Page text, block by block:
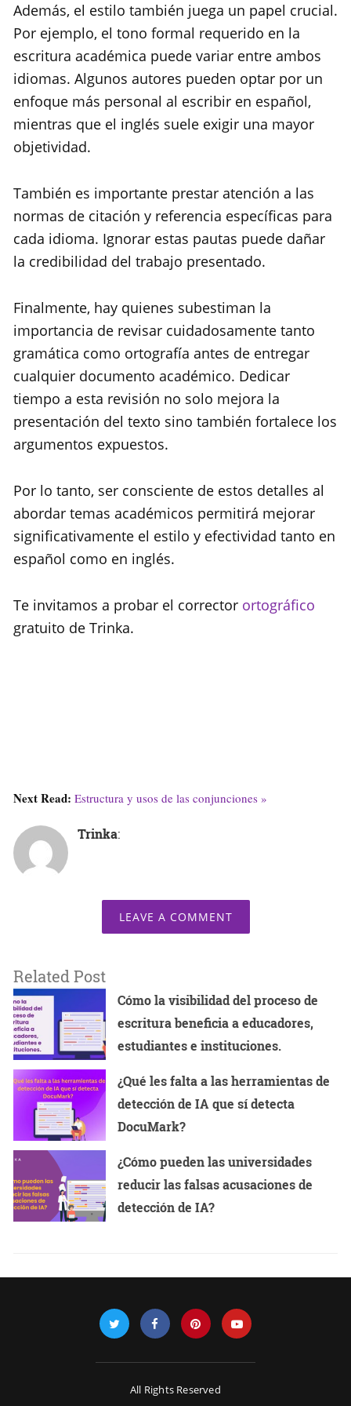
Además, el estilo también juega un papel crucial.
Por ejemplo, el tono formal requerido en la
escritura académica puede variar entre ambos
idiomas. Algunos autores pueden optar por un
enfoque más personal al escribir en español,
mientras que el inglés suele exigir una mayor
objetividad.
También es importante prestar atención a las
normas de citación y referencia específicas para
cada idioma. Ignorar estas pautas puede dañar
la credibilidad del trabajo presentado.
Finalmente, hay quienes subestiman la
importancia de revisar cuidadosamente tanto
gramática como ortografía antes de entregar
cualquier documento académico. Dedicar
tiempo a esta revisión no solo mejora la
presentación del texto sino también fortalece los
argumentos expuestos.
Por lo tanto, ser consciente de estos detalles al
abordar temas académicos permitirá mejorar
significativamente el estilo y efectividad tanto en
español como en inglés.
Te invitamos a probar el corrector ortográfico
gratuito de Trinka.
Next Read: Estructura y usos de las conjunciones »
Trinka:
LEAVE A COMMENT
Related Post
Cómo la visibilidad del proceso de
escritura beneficia a educadores,
estudiantes e instituciones.
¿Qué les falta a las herramientas de
detección de IA que sí detecta
DocuMark?
¿Cómo pueden las universidades
reducir las falsas acusaciones de
detección de IA?
All Rights Reserved